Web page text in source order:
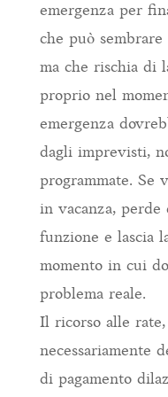
emergenza per
che può
ma che rischia di
proprio nel
emergenza
dagli imprevisti,
programmate. Se
in vacanza, perde
funzione e lascia
momento in cui
problema reale.
Il ricorso alle rate,
necessariamente
di pagamento